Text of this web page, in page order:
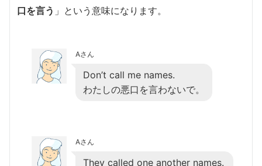
口を言う 」という意味になります。
Aさん
Don’t call me names.
わたしの悪口を言わないで。
Aさん
They called one another names.